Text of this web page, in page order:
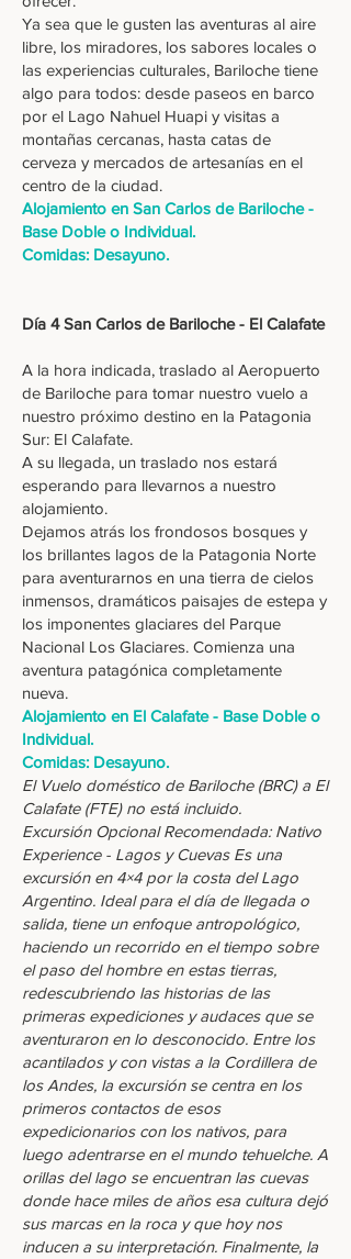
Ya sea que le gusten las aventuras al aire
libre, los miradores, los sabores locales o
las experiencias culturales, Bariloche tiene
algo para todos: desde paseos en barco
por el Lago Nahuel Huapi y visitas a
montañas cercanas, hasta catas de
cerveza y mercados de artesanías en el
centro de la ciudad.
Alojamiento en San Carlos de Bariloche -
Base Doble o Individual.
Comidas: Desayuno.
Día 4 San Carlos de Bariloche - El Calafate
A la hora indicada, traslado al Aeropuerto
de Bariloche para tomar nuestro vuelo a
nuestro próximo destino en la Patagonia
Sur: El Calafate.
A su llegada, un traslado nos estará
esperando para llevarnos a nuestro
alojamiento.
Dejamos atrás los frondosos bosques y
los brillantes lagos de la Patagonia Norte
para aventurarnos en una tierra de cielos
inmensos, dramáticos paisajes de estepa y
los imponentes glaciares del Parque
Nacional Los Glaciares. Comienza una
aventura patagónica completamente
nueva.
Alojamiento en El Calafate - Base Doble o
Individual.
Comidas: Desayuno.
El Vuelo doméstico de Bariloche (BRC) a El
Calafate (FTE) no está incluido.
Excursión Opcional Recomendada: Nativo
Experience - Lagos y Cuevas Es una
excursión en 4×4 por la costa del Lago
Argentino. Ideal para el día de llegada o
salida, tiene un enfoque antropológico,
haciendo un recorrido en el tiempo sobre
el paso del hombre en estas tierras,
redescubriendo las historias de las
primeras expediciones y audaces que se
aventuraron en lo desconocido. Entre los
acantilados y con vistas a la Cordillera de
los Andes, la excursión se centra en los
primeros contactos de esos
expedicionarios con los nativos, para
luego adentrarse en el mundo tehuelche. A
orillas del lago se encuentran las cuevas
donde hace miles de años esa cultura dejó
sus marcas en la roca y que hoy nos
inducen a su interpretación. Finalmente, la